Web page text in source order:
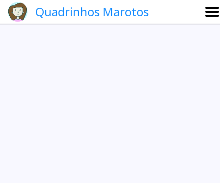
Quadrinhos Marotos